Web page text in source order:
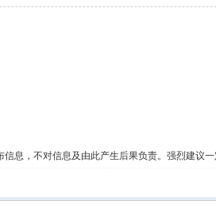
息，不对信息及由此产生后果负责。强烈建议一